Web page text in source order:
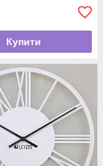
Купити